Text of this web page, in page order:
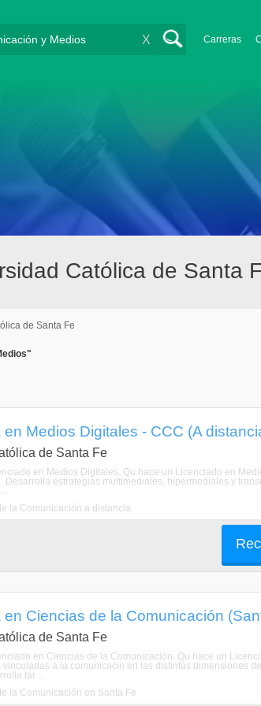
Carreras
X
Católica de Santa
de Santa Fe
Medios Digitales - CCC (A
de Santa Fe
en Medios Digitales. Qu hace un Licenciado en
Desarrolla estrategias multimediales, hipermediales y
la Comunicación a distancia
en Ciencias de la Comunicación
de Santa Fe
en Ciencias de la Comunicación. Qu hace un
vinculadas a la comunicacin en las distintas dimensiones
tar ...
la Comunicación en Santa Fe